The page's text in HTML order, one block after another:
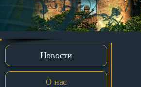
Новости
О нас